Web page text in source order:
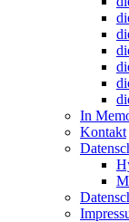
In
Kontakt